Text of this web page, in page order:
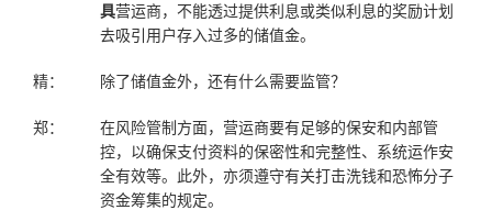
具营运商，不能透过提供利息或类似利息的奖励计划
去吸引用户存入过多的储值金。
精： 除了储值金外，还有什么需要监管？
郑：
在风险管制方面，营运商要有足够的保安和内部管
控，以确保支付资料的保密性和完整性、系统运作安
全有效等。此外，亦须遵守有关打击洗钱和恐怖分子
资金筹集的规定。